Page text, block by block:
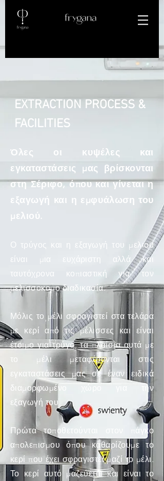
Όλες οι κυψέλες και
εγκαταστάσεις μας βρίσκονται
στη Σέριφο, όπου και γίνεται η
εξαγωγή και η εμφυάλωση του
μελιού.
Ο τρύγος και η εξαγωγή του μελιου
είναι μια ευχάριστη αλλά και
ταυτόχρονα κοπιαστική για τον
μελισσοκομο διαδικασία.
Μόλις το μέλι σφραγιστεί στα τελάρα
με κερί από τις μέλισσες και είναι
έτοιμο για τρύγο, τα πλαίσια αυτά με
το μέλι μεταφέρονται στις
εγκαταστάσεις μας σε έναν ειδικά
διαμορφωμένο χώρο για την
εξαγωγή του.
Πρώτα τοποθετούνται στον πάγκο
απολεπισμου όπου καθαρίζουμε το
κερί που έχει σφραγιστεί μαζί το μέλι.
Το κερί αυτό μαζεύεται και είναι το
EXTRACTION PROCESS &
FACILITIES